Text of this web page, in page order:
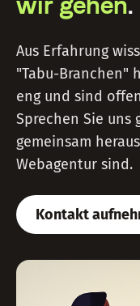
Aus Erfahrung
"Tabu-Branchen"
eng und sind
Sprechen Sie uns
gemeinsam
Webagentur sind.
Kontakt